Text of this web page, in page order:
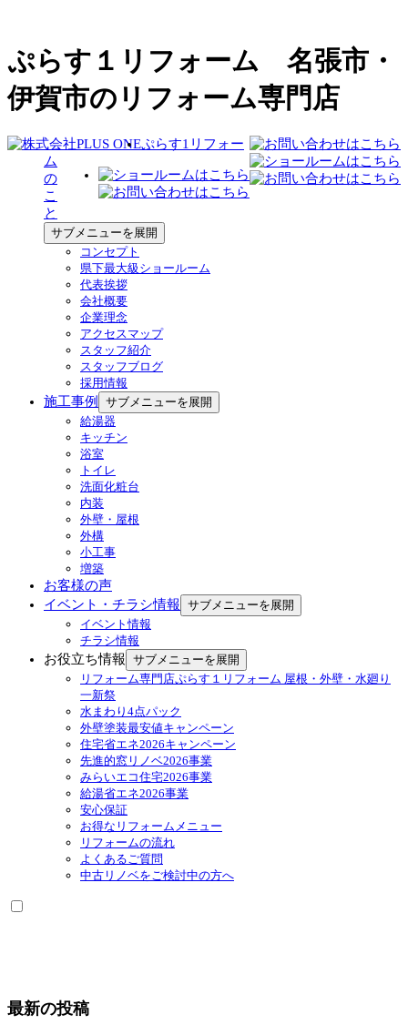
ぷらす１リフォーム 名張市・
伊賀市のリフォーム専門店
ぷらす1リフォー
ム
の
こ
と
サブメニューを展開
コンセプト
県下最大級ショールーム
代表挨拶
会社概要
企業理念
アクセスマップ
スタッフ紹介
スタッフブログ
採用情報
施工事例
サブメニューを展開
給湯器
キッチン
浴室
トイレ
洗面化粧台
内装
外壁・屋根
外構
小工事
増築
お客様の声
イベント・チラシ情報 サブメニューを展開
イベント情報
チラシ情報
お役立ち情報 サブメニューを展開
リフォーム専門店ぷらす１リフォーム 屋根・外壁・水廻り
一新祭
水まわり4点パック
外壁塗装最安値キャンペーン
住宅省エネ2026キャンペーン
先進的窓リノベ2026事業
みらいエコ住宅2026事業
給湯省エネ2026事業
安心保証
お得なリフォームメニュー
リフォームの流れ
よくあるご質問
中古リノベをご検討中の方へ
最新の投稿